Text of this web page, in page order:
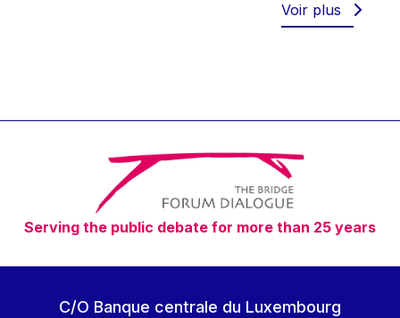
Timothy Radcliffe
Vaclav Klaus
Vassilios Skouris
Vítor Manuel da Silva Caldeira
Viviane Reding
Walter Hagg
Voir plus
Serving the public debate for more than 25 years
C/O Banque centrale du Luxembourg